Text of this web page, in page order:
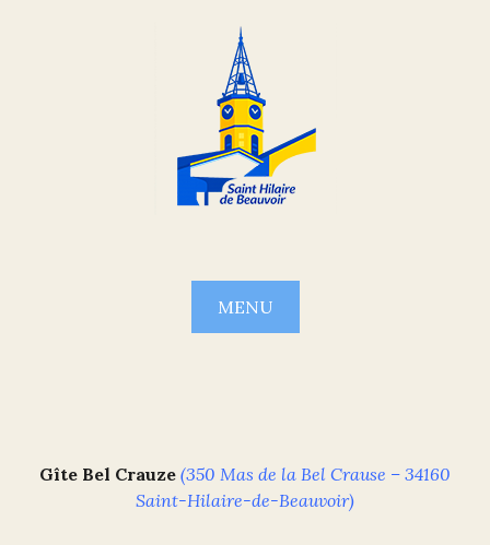
MENU
Gîte Bel Crauze (350 Mas de la Bel Crause – 34160
Saint-Hilaire-de-Beauvoir)